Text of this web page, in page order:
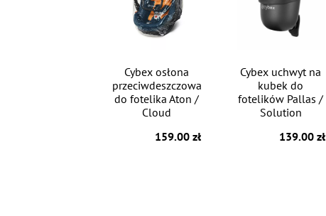
Cybex osłona
przeciwdeszczowa
do fotelika Aton /
Cloud
159.00 zł
Cybex uchwyt na
kubek do
fotelików Pallas /
Solution
139.00 zł